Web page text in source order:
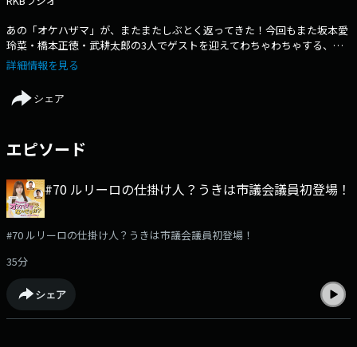
あの「オケハザマ」が、またまたしぶとく返ってきた！今回もまた坂本愛
玲菜・橋本正徳・武耕太郎の3人でゲストを迎えてわちゃわちゃする、起
業家の・起業家による・起業家マインド増幅番組です！（起業家じゃない
人も、マインド持ってればOK！）番組ホームページ
https://rkb.jp/radio/okehazama_radio/番組公式
Xhttps://x.com/okehazamaradiohttps://listen.style/p/okehazama?
詳細情報を見る
シェア
エピソード
#70 ルリーロの仕掛け人？うきは市議会議員初登場！
#70 ルリーロの仕掛け人？うきは市議会議員初登場！
35分
シェア